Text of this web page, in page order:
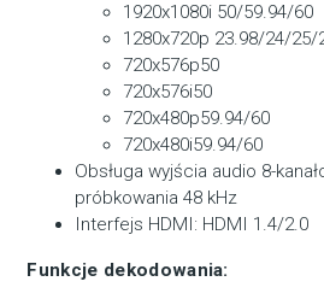
1920x1080i 50/59.94/60
1280x720p 23.98/24/
720x576p50
720x576i50
720x480p59.94/60
720x480i59.94/60
Obsługa wyjścia audio 8-
próbkowania 48 kHz
Interfejs HDMI: HDMI 1.4/2.0
Funkcje dekodowania: